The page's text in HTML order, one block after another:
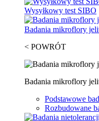
Wysyłkowy test SIBO
Badania mikroflory
< POWRÓT
Badania mikroflory
Podstawowe
Rozbudowane